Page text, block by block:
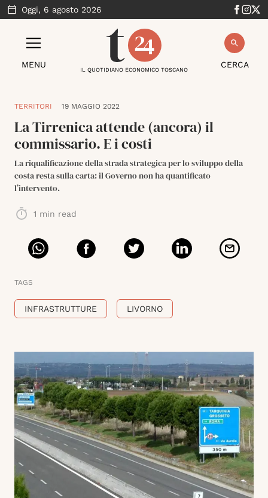
Oggi, 6 agosto 2026
MENU CERCA
IL QUOTIDIANO ECONOMICO TOSCANO
TERRITORI 19 MAGGIO 2022
La Tirrenica attende (ancora) il
commissario. E i costi
La riqualificazione della strada strategica per lo sviluppo della
costa resta sulla carta: il Governo non ha quantificato
l’intervento.
1 min read
TAGS
INFRASTRUTTURE LIVORNO